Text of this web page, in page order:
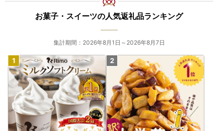
お菓子・スイーツの人気返礼品ランキング
集計期間：2026年8月1日～2026年8月7日